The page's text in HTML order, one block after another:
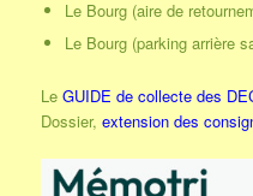
Le Bourg (aire de
Le Bourg (parking arrière
Le GUIDE de collecte des
Dossier, extension des